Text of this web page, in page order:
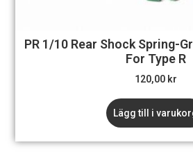
PR 1/10 Rear Shock Spring-
For Type R
120,00 kr
Lägg till i